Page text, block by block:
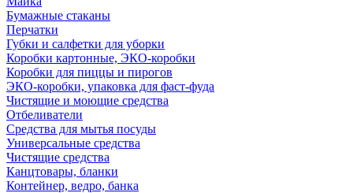
Бумажные стаканы
Перчатки
Губки и салфетки для уборки
Коробки картонные, ЭКО-коробки
Коробки для пиццы и пирогов
ЭКО-коробки, упаковка для фаст-фуда
Чистящие и моющие средства
Отбеливатели
Средства для мытья посуды
Универсальные средства
Чистящие средства
Канцтовары, бланки
Контейнер, ведро, банка